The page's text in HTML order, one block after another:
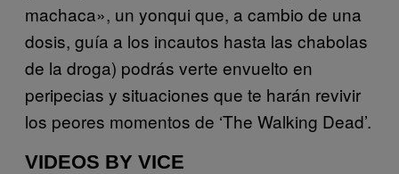
machaca», un yonqui que, a cambio de una
dosis, guía a los incautos hasta las chabolas
de la droga) podrás verte envuelto en
peripecias y situaciones que te harán revivir
los peores momentos de ‘The Walking Dead’.
VIDEOS BY VICE